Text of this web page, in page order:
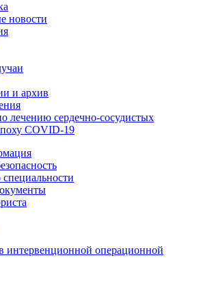
новости
и архив
лечению сердечно-сосудистых
COVID-19
интервенционной операционной